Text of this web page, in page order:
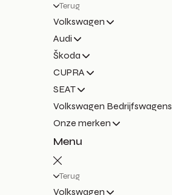
Terug
Volkswagen
Audi
Škoda
CUPRA
SEAT
Volkswagen Bedrijfswagens
Onze merken
Menu
Terug
Volkswagen